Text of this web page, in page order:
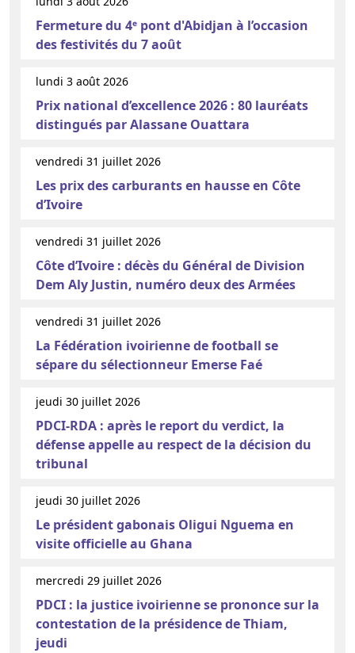
Fermeture du 4ᵉ pont d'Abidjan à l’occasion
des festivités du 7 août
lundi 3 août 2026
Prix national d’excellence 2026 : 80 lauréats
distingués par Alassane Ouattara
vendredi 31 juillet 2026
Les prix des carburants en hausse en Côte
d’Ivoire
vendredi 31 juillet 2026
Côte d’Ivoire : décès du Général de Division
Dem Aly Justin, numéro deux des Armées
vendredi 31 juillet 2026
La Fédération ivoirienne de football se
sépare du sélectionneur Emerse Faé
jeudi 30 juillet 2026
PDCI-RDA : après le report du verdict, la
défense appelle au respect de la décision du
tribunal
jeudi 30 juillet 2026
Le président gabonais Oligui Nguema en
visite officielle au Ghana
mercredi 29 juillet 2026
PDCI : la justice ivoirienne se prononce sur la
contestation de la présidence de Thiam,
jeudi